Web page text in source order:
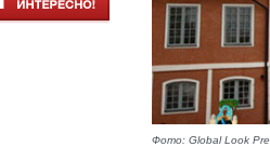
Фото: Global Look